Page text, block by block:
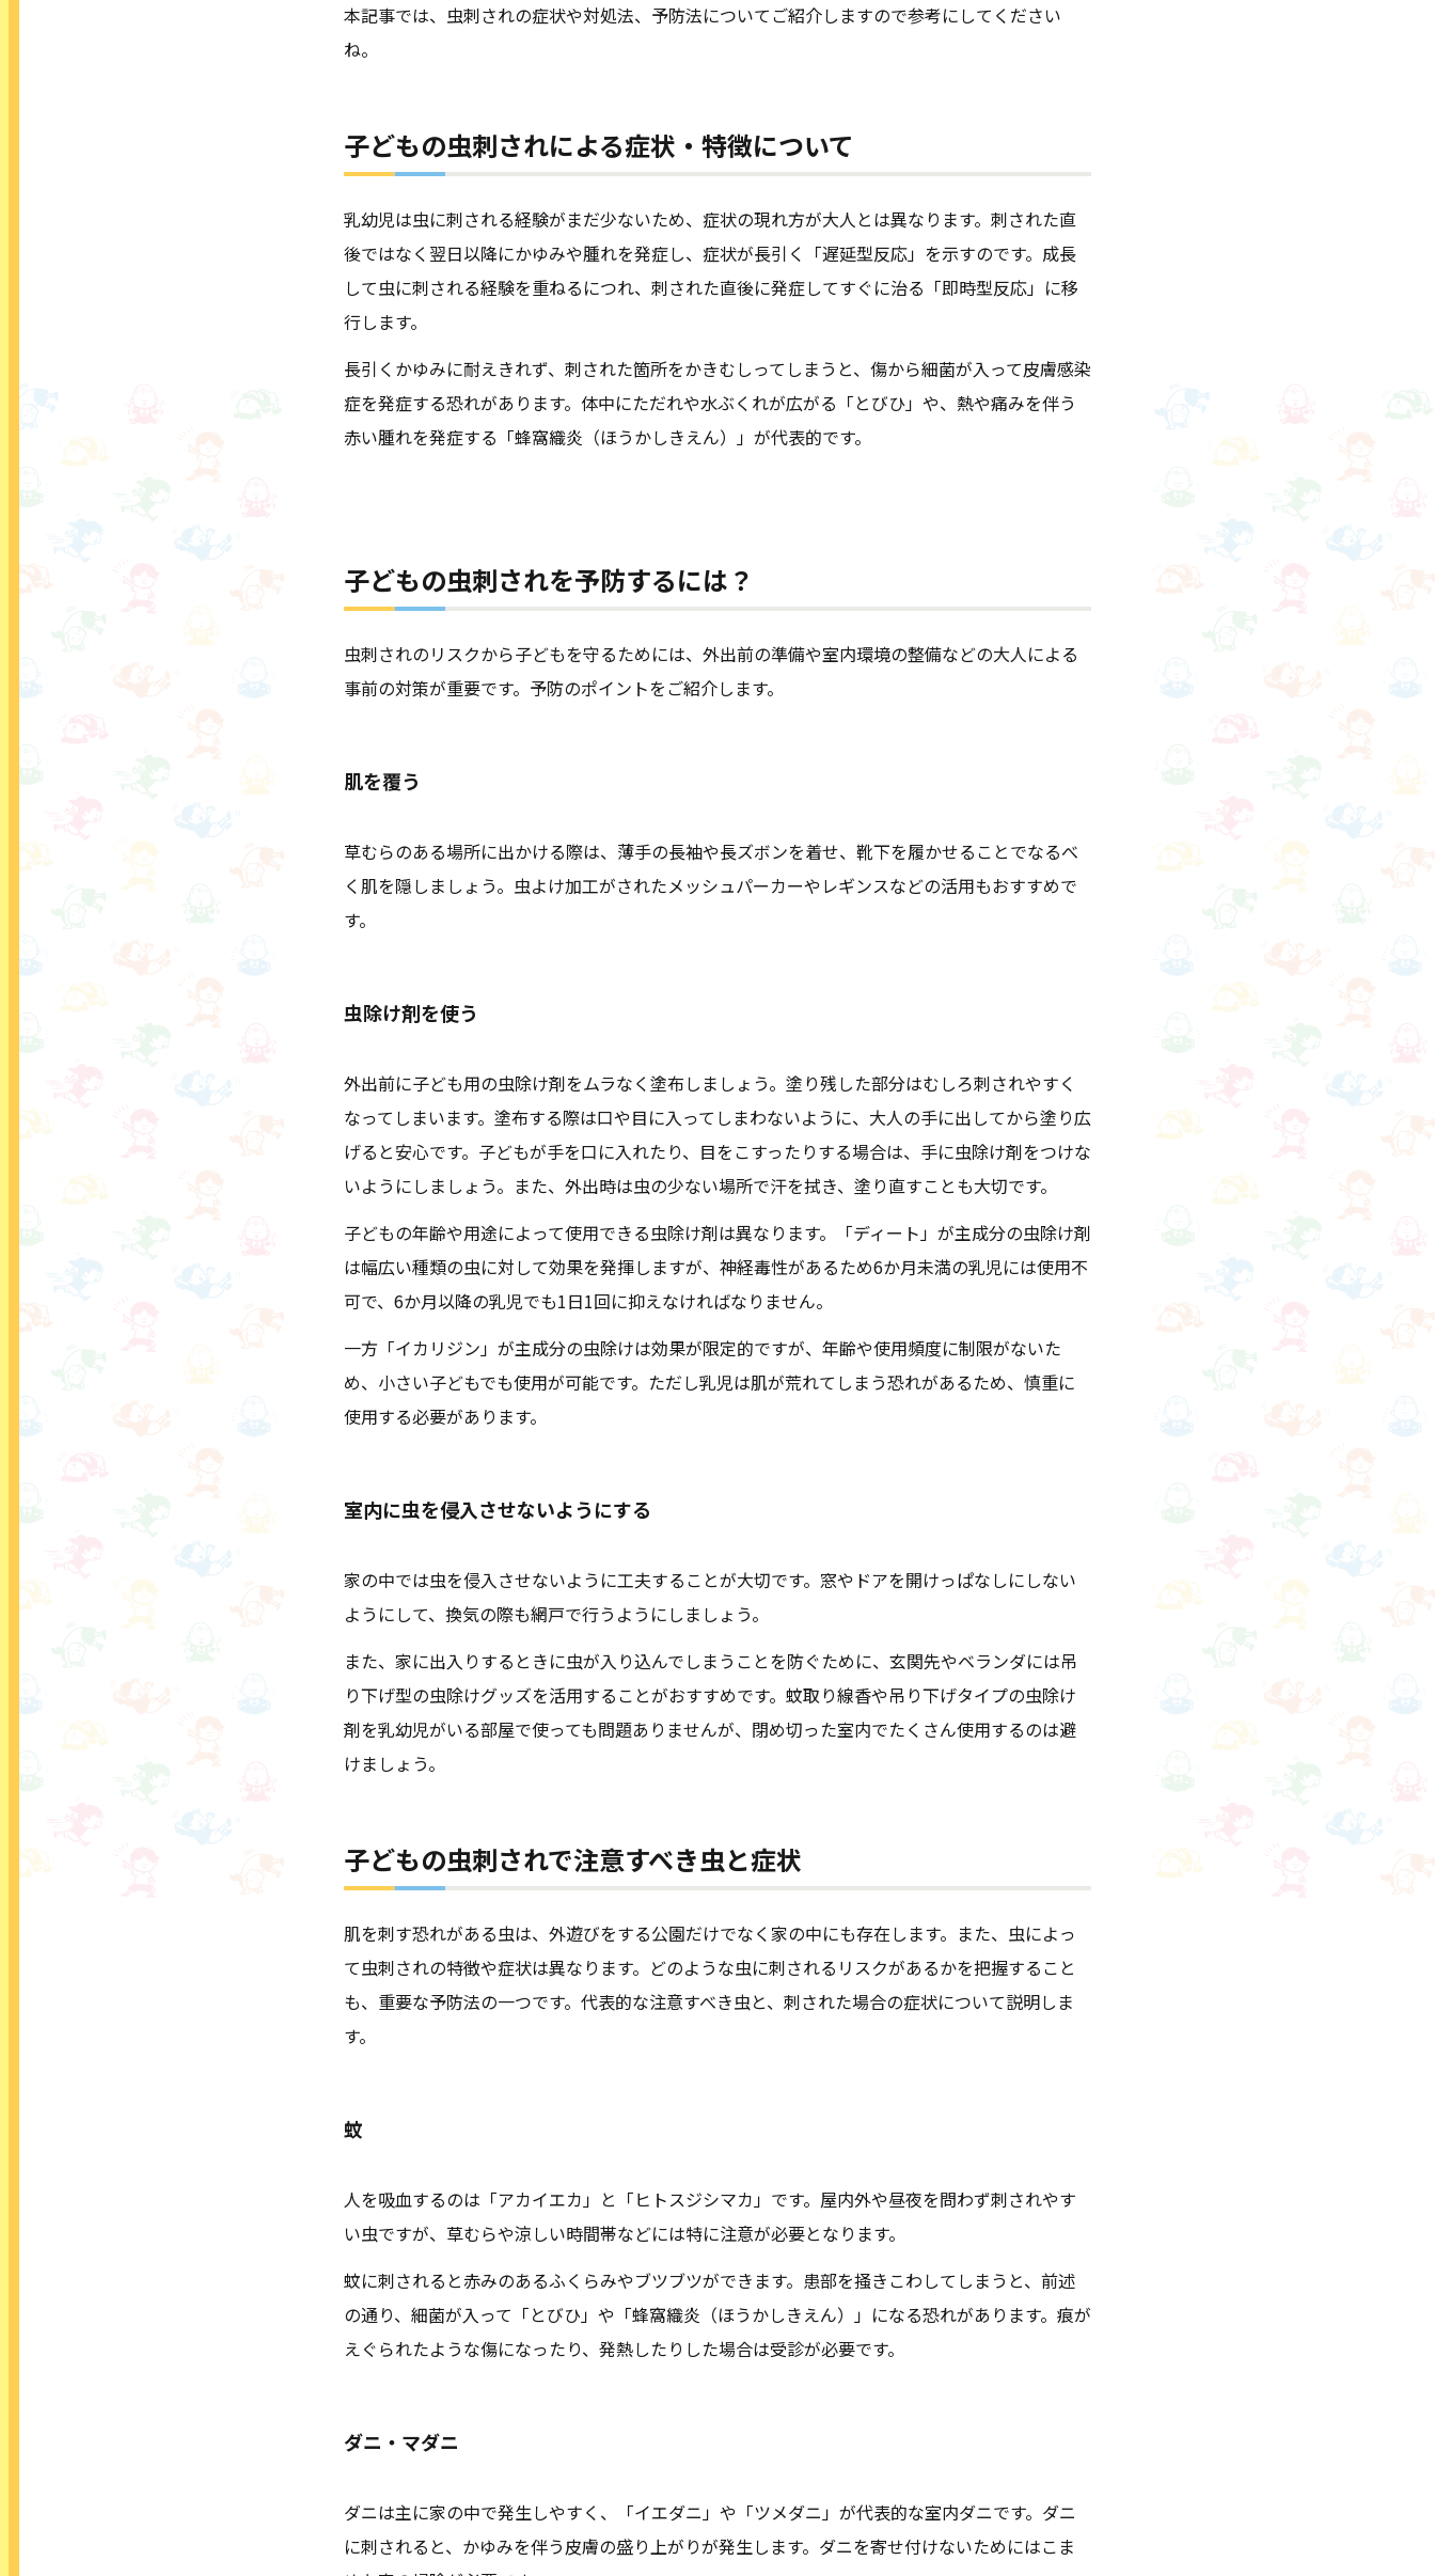
本記事では、虫刺されの症状や対処法、予防法についてご紹介しますので参考にしてください
ね。
子どもの虫刺されによる症状・特徴について
乳幼児は虫に刺される経験がまだ少ないため、症状の現れ方が大人とは異なります。刺された直
後ではなく翌日以降にかゆみや腫れを発症し、症状が長引く「遅延型反応」を示すのです。成長
して虫に刺される経験を重ねるにつれ、刺された直後に発症してすぐに治る「即時型反応」に移
行します。
長引くかゆみに耐えきれず、刺された箇所をかきむしってしまうと、傷から細菌が入って皮膚感染
症を発症する恐れがあります。体中にただれや水ぶくれが広がる「とびひ」や、熱や痛みを伴う
赤い腫れを発症する「蜂窩織炎（ほうかしきえん）」が代表的です。
子どもの虫刺されを予防するには？
虫刺されのリスクから子どもを守るためには、外出前の準備や室内環境の整備などの大人による
事前の対策が重要です。予防のポイントをご紹介します。
肌を覆う
草むらのある場所に出かける際は、薄手の長袖や長ズボンを着せ、靴下を履かせることでなるべ
く肌を隠しましょう。虫よけ加工がされたメッシュパーカーやレギンスなどの活用もおすすめで
す。
虫除け剤を使う
外出前に子ども用の虫除け剤をムラなく塗布しましょう。塗り残した部分はむしろ刺されやすく
なってしまいます。塗布する際は口や目に入ってしまわないように、大人の手に出してから塗り広
げると安心です。子どもが手を口に入れたり、目をこすったりする場合は、手に虫除け剤をつけな
いようにしましょう。また、外出時は虫の少ない場所で汗を拭き、塗り直すことも大切です。
子どもの年齢や用途によって使用できる虫除け剤は異なります。「ディート」が主成分の虫除け剤
は幅広い種類の虫に対して効果を発揮しますが、神経毒性があるため6か月未満の乳児には使用不
可で、6か月以降の乳児でも1日1回に抑えなければなりません。
一方「イカリジン」が主成分の虫除けは効果が限定的ですが、年齢や使用頻度に制限がないた
め、小さい子どもでも使用が可能です。ただし乳児は肌が荒れてしまう恐れがあるため、慎重に
使用する必要があります。
室内に虫を侵入させないようにする
家の中では虫を侵入させないように工夫することが大切です。窓やドアを開けっぱなしにしない
ようにして、換気の際も網戸で行うようにしましょう。
また、家に出入りするときに虫が入り込んでしまうことを防ぐために、玄関先やベランダには吊
り下げ型の虫除けグッズを活用することがおすすめです。蚊取り線香や吊り下げタイプの虫除け
剤を乳幼児がいる部屋で使っても問題ありませんが、閉め切った室内でたくさん使用するのは避
けましょう。
子どもの虫刺されで注意すべき虫と症状
肌を刺す恐れがある虫は、外遊びをする公園だけでなく家の中にも存在します。また、虫によっ
て虫刺されの特徴や症状は異なります。どのような虫に刺されるリスクがあるかを把握すること
も、重要な予防法の一つです。代表的な注意すべき虫と、刺された場合の症状について説明しま
す。
蚊
人を吸血するのは「アカイエカ」と「ヒトスジシマカ」です。屋内外や昼夜を問わず刺されやす
い虫ですが、草むらや涼しい時間帯などには特に注意が必要となります。
蚊に刺されると赤みのあるふくらみやブツブツができます。患部を掻きこわしてしまうと、前述
の通り、細菌が入って「とびひ」や「蜂窩織炎（ほうかしきえん）」になる恐れがあります。痕が
えぐられたような傷になったり、発熱したりした場合は受診が必要です。
ダニ・マダニ
ダニは主に家の中で発生しやすく、「イエダニ」や「ツメダニ」が代表的な室内ダニです。ダニ
に刺されると、かゆみを伴う皮膚の盛り上がりが発生します。ダニを寄せ付けないためにはこま